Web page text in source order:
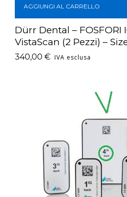
AGGIUNGI AL CARRELLO
Dürr Dental – FOSFORI
VistaScan (2 Pezzi) –
340,00 € IVA esclusa